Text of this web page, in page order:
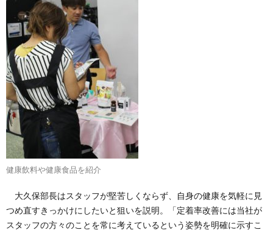
健康飲料や健康食品を紹介
大久保部長はスタッフが堅苦しくならず、自身の健康を気軽に見
つめ直すきっかけにしたいと狙いを説明。「定着率改善には当社が
スタッフの方々のことを常に考えているという姿勢を明確に示すこ